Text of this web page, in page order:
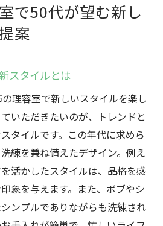
で50代が望む新し
案
スタイルとは
理容室で新しいスタイルを楽し
いただきたいのが、トレンドと
タイルです。この年代に求めら
練を兼ね備えたデザイン。例え
活かしたスタイルは、品格を感
象を与えます。また、ボブやシ
ンプルでありながらも洗練され